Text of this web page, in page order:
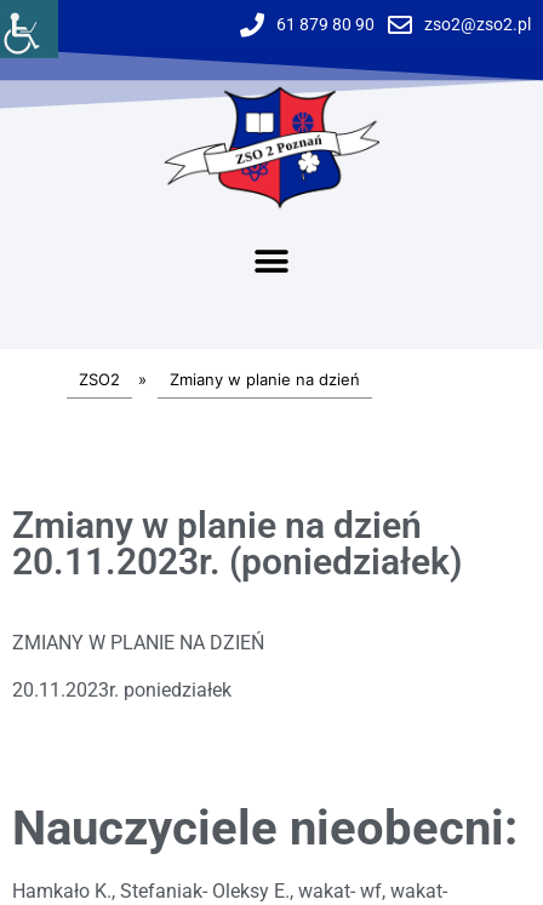
61 879 80 90 zso2@zso2.pl
ZSO2 » Zmiany w planie na dzień
Zmiany w planie na dzień
20.11.2023r. (poniedziałek)
ZMIANY W PLANIE NA DZIEŃ
20.11.2023r. poniedziałek
Nauczyciele nieobecni:
Hamkało K., Stefaniak- Oleksy E., wakat- wf, wakat-